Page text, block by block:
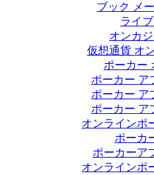
ブック メ
ライ
オンカ
仮想通貨 オ
ポーカー
ポーカー ア
ポーカー ア
ポーカー ア
オンラインポ
ポーカ
ポーカーア
オンラインポ